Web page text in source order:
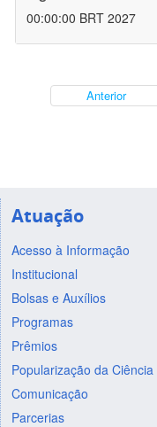
00:00:00 BRT 2027
Anterior
Atuação
Acesso à Informação
Institucional
Bolsas e Auxílios
Programas
Prêmios
Popularização da Ciência
Comunicação
Parcerias